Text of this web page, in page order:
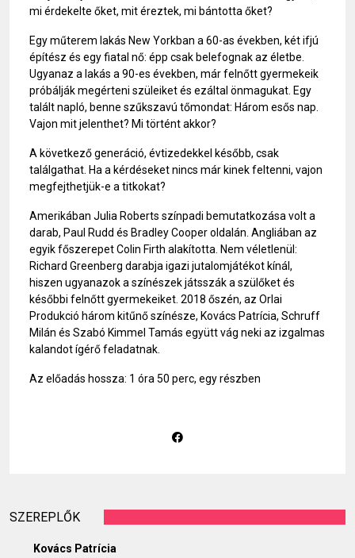
mi érdekelte őket, mit éreztek, mi bántotta őket?
Egy műterem lakás New Yorkban a 60-as években, két ifjú
építész és egy fiatal nő: épp csak belefognak az életbe.
Ugyanaz a lakás a 90-es években, már felnőtt gyermekeik
próbálják megérteni szüleiket és ezáltal önmagukat. Egy
talált napló, benne szűkszavú tőmondat: Három esős nap.
Vajon mit jelenthet? Mi történt akkor?
A következő generáció, évtizedekkel később, csak
találgathat. Ha a kérdéseket nincs már kinek feltenni, vajon
megfejthetjük-e a titkokat?
Amerikában Julia Roberts színpadi bemutatkozása volt a
darab, Paul Rudd és Bradley Cooper oldalán. Angliában az
egyik főszerepet Colin Firth alakította. Nem véletlenül:
Richard Greenberg darabja igazi jutalomjátékot kínál,
hiszen ugyanazok a színészek játsszák a szülőket és
későbbi felnőtt gyermekeiket. 2018 őszén, az Orlai
Produkció három kitűnő színésze, Kovács Patrícia, Schruff
Milán és Szabó Kimmel Tamás együtt vág neki az izgalmas
kalandot ígérő feladatnak.
Az előadás hossza: 1 óra 50 perc, egy részben
SZEREPLŐK
Kovács Patrícia